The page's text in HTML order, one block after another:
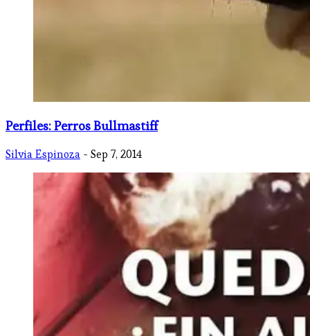
Perfiles: Perros Bullmastiff
Silvia Espinoza - Sep 7, 2014